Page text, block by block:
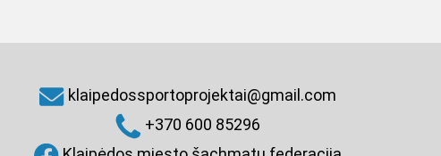
klaipedossportoprojektai@gmail.com
+370 600 85296